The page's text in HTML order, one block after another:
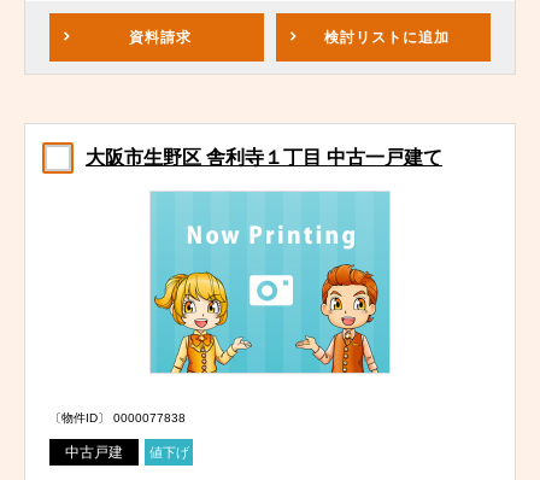
資料請求 検討リスト に追加
大阪市生野区 舎利寺１丁目 中古一戸建て
〔物件ID〕 0000077838
中古戸建 値下げ